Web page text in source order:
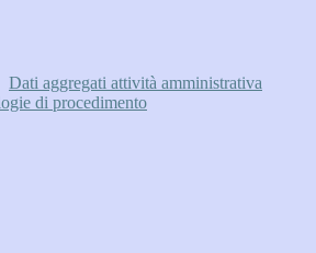
Dati aggregati attività amministrativa
di procedimento